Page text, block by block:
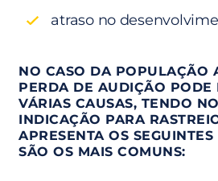
atraso no
NO CASO DA POPULAÇÃO
PERDA DE AUDIÇÃO PODE
VÁRIAS CAUSAS, TENDO
INDICAÇÃO PARA
APRESENTA OS
SÃO OS MAIS COMUNS: